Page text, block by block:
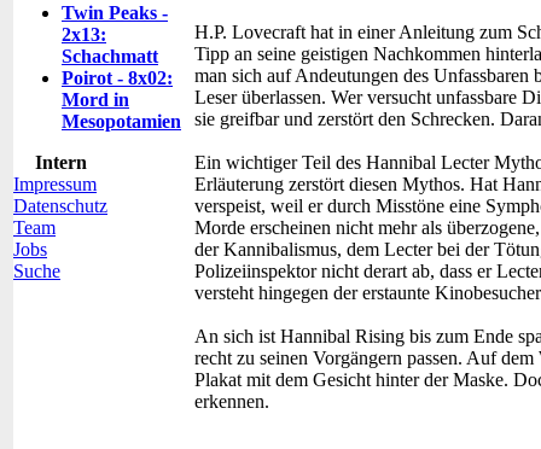
Twin Peaks -
2x13:
Schachmatt
Poirot - 8x02:
Mord in
Mesopotamien
Intern
Impressum
Datenschutz
Team
Jobs
Suche
H.P. Lovecraft hat in einer Anleitung zum
Tipp an seine geistigen Nachkommen
man sich auf Andeutungen des Unfassbaren
Leser überlassen. Wer versucht unfassbare
sie greifbar und zerstört den Schrecken.
Ein wichtiger Teil des Hannibal Lecter
Erläuterung zerstört diesen Mythos. Hat
verspeist, weil er durch Misstöne eine
Morde erscheinen nicht mehr als
der Kannibalismus, dem Lecter bei der
Polizeiinspektor nicht derart ab, dass er
versteht hingegen der erstaunte
An sich ist Hannibal Rising bis zum Ende
recht zu seinen Vorgängern passen. Auf
Plakat mit dem Gesicht hinter der Maske.
erkennen.